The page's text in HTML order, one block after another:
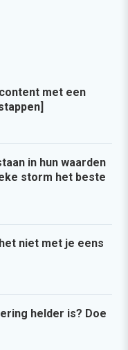
met een
in hun waarden
storm het beste
niet met je eens
helder is? Doe